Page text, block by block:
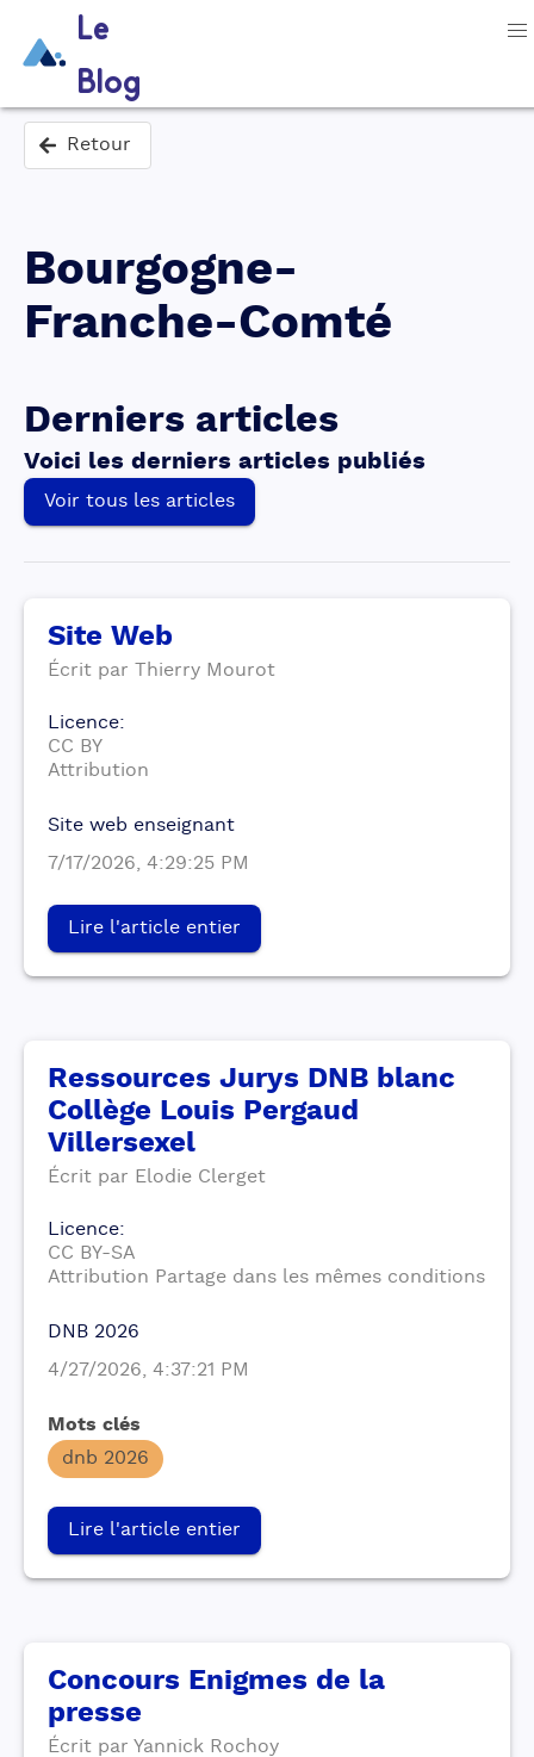
Le
Blog
Retour
Bourgogne-
Franche-Comté
Derniers articles
Voici les derniers articles publiés
Voir tous les articles
Site Web
Écrit par Thierry Mourot
Licence:
CC BY
Attribution
Site web enseignant
7/17/2026, 4:29:25 PM
Lire l'article entier
Ressources Jurys DNB blanc
Collège Louis Pergaud
Villersexel
Écrit par Elodie Clerget
Licence:
CC BY-SA
Attribution Partage dans les mêmes conditions
DNB 2026
4/27/2026, 4:37:21 PM
Mots clés
dnb 2026
Lire l'article entier
Concours Enigmes de la
presse
Écrit par Yannick Rochoy